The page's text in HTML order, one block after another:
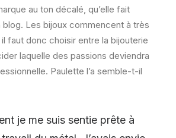
au ton décalé, qu’elle fait
blog. Les bijoux commencent à très
faut donc choisir entre la bijouterie
laquelle des passions deviendra
Paulette l’a semble-t-il
je me suis sentie prête à